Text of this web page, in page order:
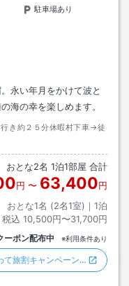
駐車場あり
永い年月をかけて波と
海の幸を楽しめます。
き約２５分休暇村下車→徒
おとな2名 1泊1部屋 合計
円 〜 63,400円
おとな1名 (2名1室)｜ 1泊
税込 10,500円〜31,700円
ーポン配布中 ※利用条件あり
て旅割キャンペーン…